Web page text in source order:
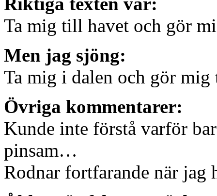
Ta mig till havet och gör
Men jag sjöng:
Ta mig i dalen och gör
Övriga kommentarer:
Kunde inte förstå varför
pinsam…
Rodnar fortfarande när jag